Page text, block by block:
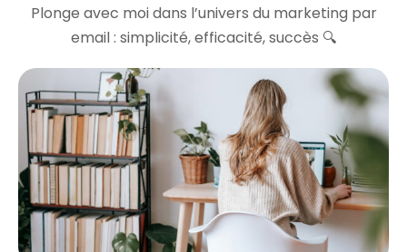
Plonge avec moi dans l’univers du marketing par
email : simplicité, efficacité, succès 🔍